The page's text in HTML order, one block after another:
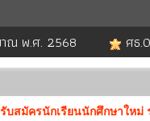
าณ พ.ศ. 2568 ศธ
บสมัครนักเรียนนักศึกษาใหม่